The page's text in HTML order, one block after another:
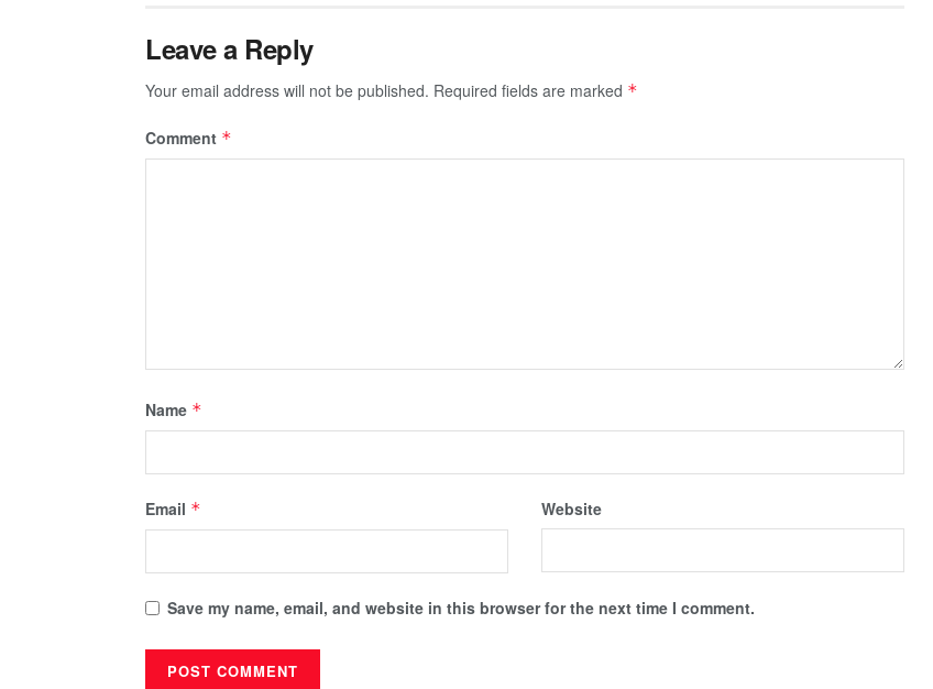
Leave a Reply
Your email address will not be published. Required fields are marked *
Comment *
Name *
Email * Website
Save my name, email, and website in this browser for the next time I comment.